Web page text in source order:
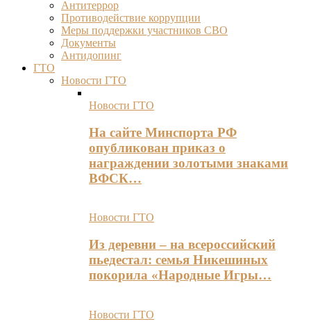
Антитеррор
Противодействие коррупции
Меры поддержки участников СВО
Документы
Антидопинг
ГТО
Новости ГТО
Новости ГТО
На сайте Минспорта РФ
опубликован приказ о
награждении золотыми знаками
ВФСК…
Новости ГТО
Из деревни – на всероссийский
пьедестал: семья Никешиных
покорила «Народные Игры…
Новости ГТО